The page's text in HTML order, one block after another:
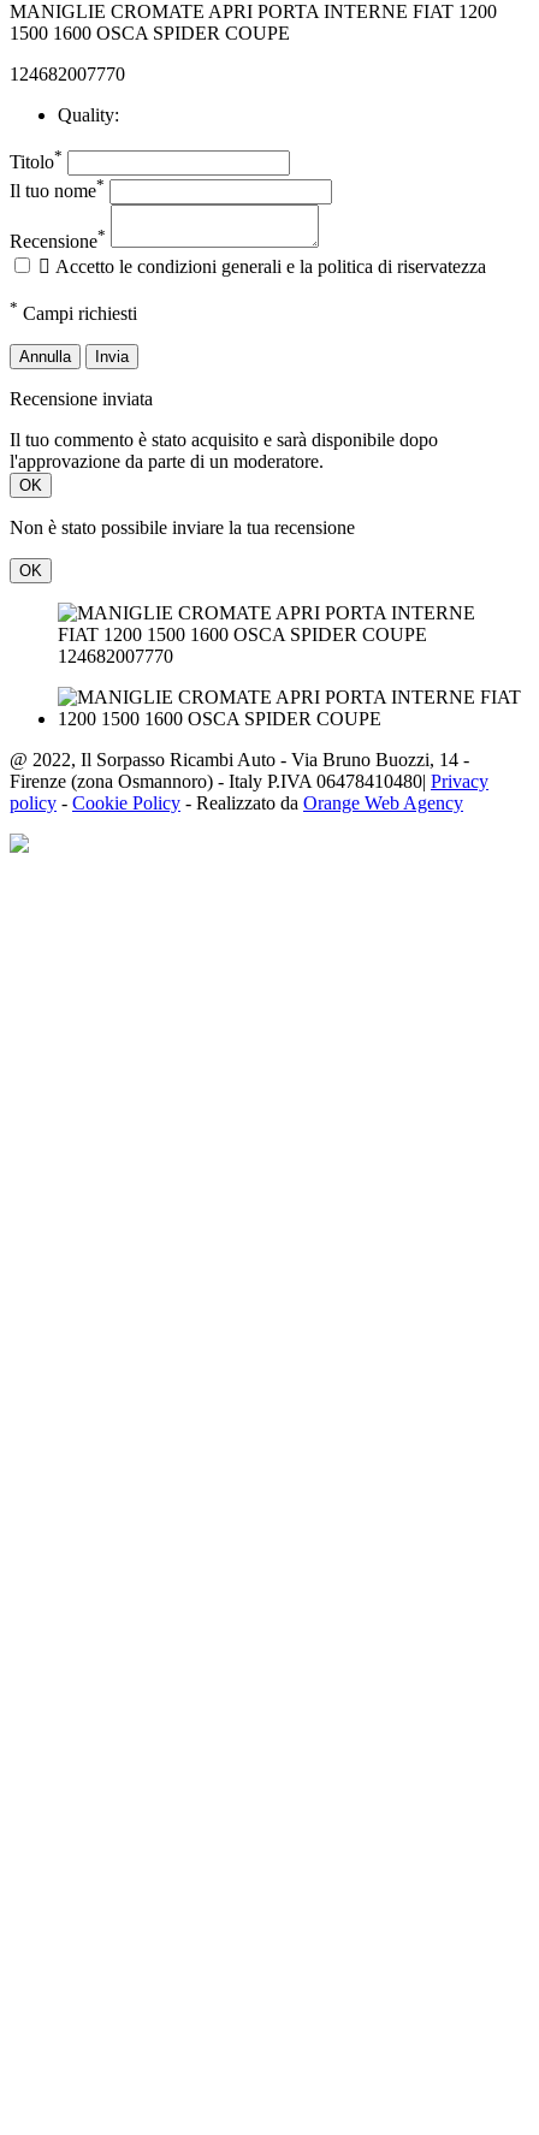
MANIGLIE CROMATE APRI PORTA INTERNE FIAT 1200
1500 1600 OSCA SPIDER COUPE
124682007770
Quality:
Titolo*
Il tuo nome*
Recensione*
 Accetto le condizioni generali e la politica di riservatezza
* Campi richiesti
Annulla Invia
Recensione inviata
Il tuo commento è stato acquisito e sarà disponibile dopo
l'approvazione da parte di un moderatore.
OK
Non è stato possibile inviare la tua recensione
OK
124682007770
@ 2022, Il Sorpasso Ricambi Auto - Via Bruno Buozzi, 14 -
Firenze (zona Osmannoro) - Italy P.IVA 06478410480| Privacy
policy - Cookie Policy - Realizzato da Orange Web Agency